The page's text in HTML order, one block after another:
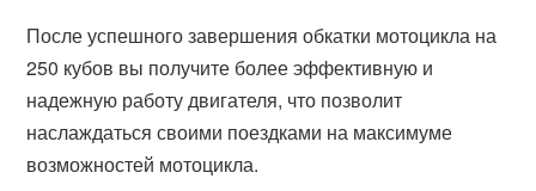
После успешного завершения обкатки мотоцикла на
250 кубов вы получите более эффективную и
надежную работу двигателя, что позволит
наслаждаться своими поездками на максимуме
возможностей мотоцикла.